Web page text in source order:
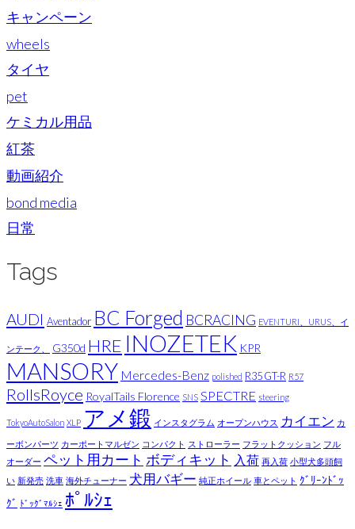
キャンペーン
wheels
タイヤ
pet
ケミカル用品
紅茶
動画紹介
bond media
日常
Tags
AUDI Aventador BC Forged BCRACING EVENTURI、URUS、イ
ンテーク、 G350d HRE INOZETEK KPR
MANSORY Mercedes-Benz polished R35 GT-R R57
RollsRoyce RoyalTails Florence SNS SPECTRE steering
TokyoAutoSalon XLP アメ鍛 インスタグラム オープンハウス カイエン カ
ーボンパーツ カーポートマルゼン コンパクト ストローラー フラットクッション フル
オーダー ペット用カート ボディキット 入荷 再入荷 小型犬多頭飼
い 新発売 洗車 海外チューナー 犬用バギー 純正ホイール 車とペット ｸﾞﾘｰﾝﾄﾞｯ
ｸﾞ ﾄﾞｯｸﾞﾏﾙｼｪ ﾎﾟﾙｼｪ